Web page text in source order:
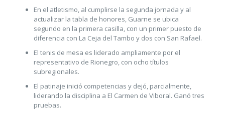
En el atletismo, al cumplirse la segunda jornada y al
actualizar la tabla de honores, Guarne se ubica
segundo en la primera casilla, con un primer puesto de
diferencia con La Ceja del Tambo y dos con San Rafael.
El tenis de mesa es liderado ampliamente por el
representativo de Rionegro, con ocho títulos
subregionales.
El patinaje inició competencias y dejó, parcialmente,
liderando la disciplina a El Carmen de Viboral. Ganó tres
pruebas.